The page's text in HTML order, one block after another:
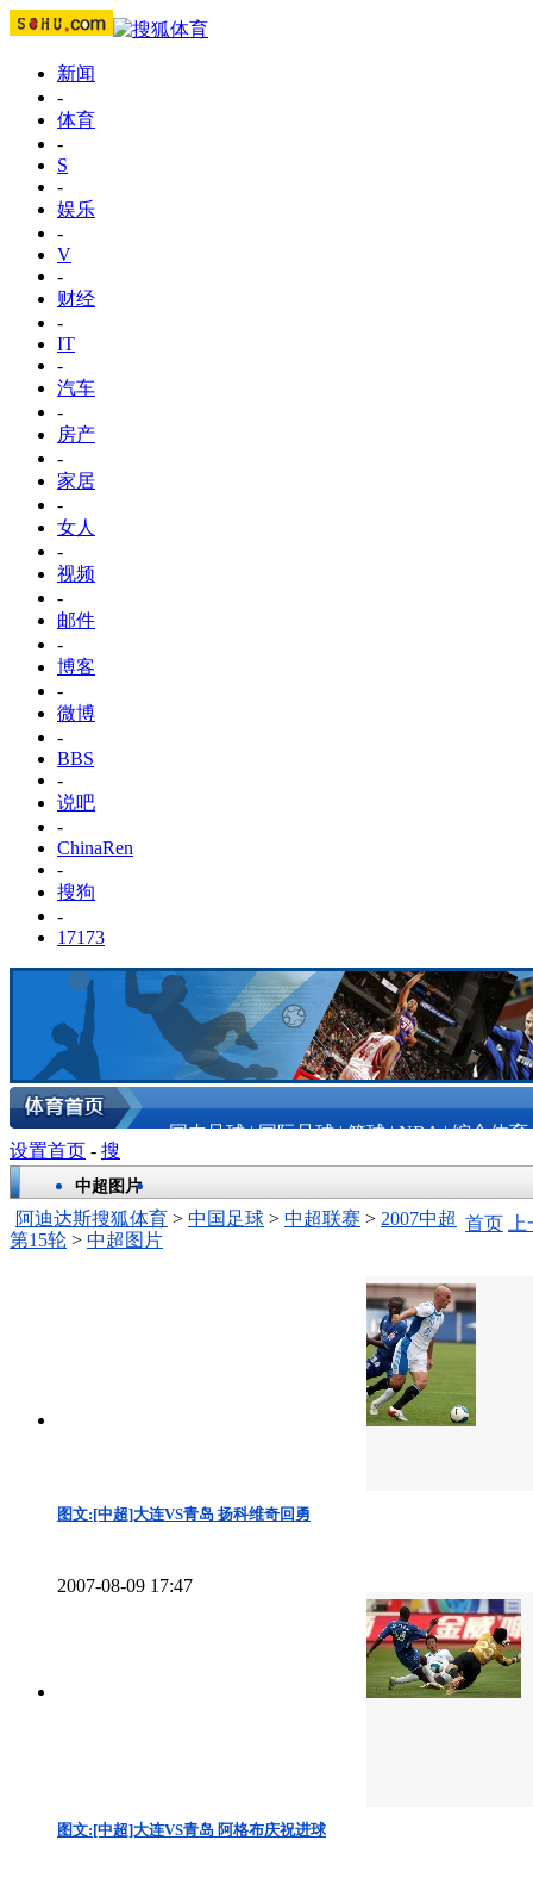
新闻
-
体育
-
S
-
娱乐
-
V
-
财经
-
IT
-
汽车
-
房产
-
家居
-
女人
-
视频
-
邮件
-
博客
-
微博
-
BBS
-
说吧
-
ChinaRen
-
搜狗
-
17173
国内足球|国际足球|篮球|NBA|综合体育
中超图片
阿迪达斯搜狐体育 > 中国足球 > 中超联赛 > 2007中超
第15轮 > 中超图片
图文:[中超]大连VS青岛 扬科维奇回勇
2007-08-09 17:47
图文:[中超]大连VS青岛 阿格布庆祝进球
首页
设置首页 - 搜